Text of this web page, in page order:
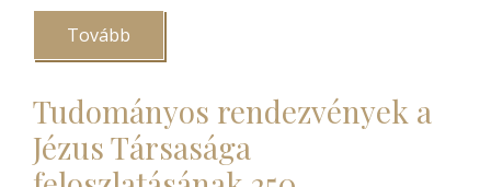
Tovább
2022.
vándorgyűlése
és
konferenciája)
Tudományos rendezvények a
Jézus Társasága